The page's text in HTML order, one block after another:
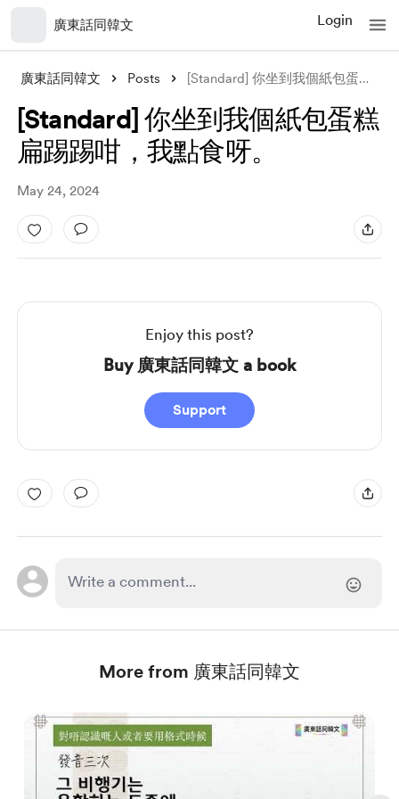
廣東話同韓文 Login
廣東話同韓文 Posts [Standard] 你坐到我個紙包蛋糕扁踢踢咁，我點食呀。
[Standard] 你坐到我個紙包蛋糕
扁踢踢咁，我點食呀。
May 24, 2024
Enjoy this post?
Buy 廣東話同韓文 a book
Support
More from 廣東話同韓文